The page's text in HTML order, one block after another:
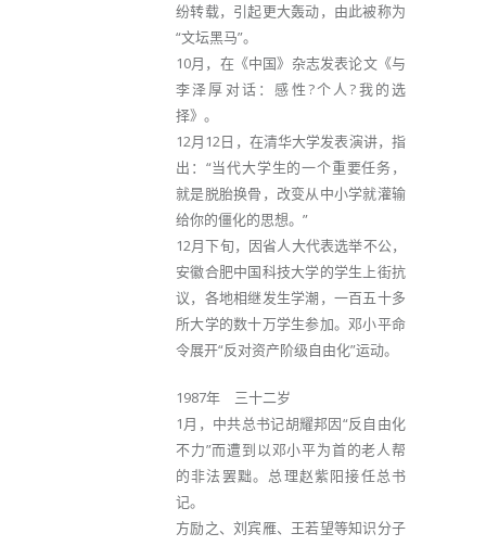
纷转载，引起更大轰动，由此被称为
“文坛黑马”。
10月，在《中国》杂志发表论文《与
李泽厚对话：感性?个人?我的选
择》。
12月12日，在清华大学发表演讲，指
出：“当代大学生的一个重要任务，
就是脱胎换骨，改变从中小学就灌输
给你的僵化的思想。”
12月下旬，因省人大代表选举不公，
安徽合肥中国科技大学的学生上街抗
议，各地相继发生学潮，一百五十多
所大学的数十万学生参加。邓小平命
令展开“反对资产阶级自由化”运动。
1987年 三十二岁
1月，中共总书记胡耀邦因“反自由化
不力”而遭到以邓小平为首的老人帮
的非法罢黜。总理赵紫阳接任总书
记。
方励之、刘宾雁、王若望等知识分子